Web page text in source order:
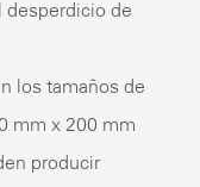
desperdicio de
los tamaños de
mm x 200 mm
producir